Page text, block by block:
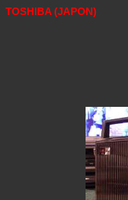
TOSHIBA (JAPON)